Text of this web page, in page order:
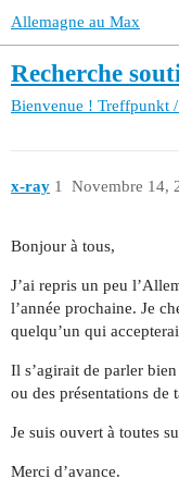
Allemagne au Max
Recherche
Bienvenue ! Treffpunkt
x-ray Novembre 14,
1
Bonjour à tous,
J’ai repris un peu
l’année prochaine. Je
quelqu’un qui
Il s’agirait de parler
ou des présentations
Je suis ouvert à toutes
Merci d’avance.